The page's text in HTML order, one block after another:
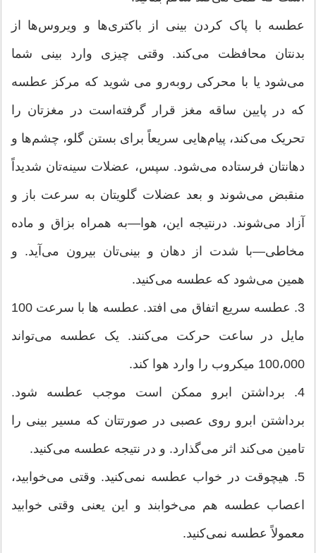
عطسه با پاک کردن بینی از باکتری‌ها و ویروس‌ها از
بدنتان محافظت می‌کند. وقتی چیزی وارد بینی شما
می‌شود یا با محرکی روبه‌رو می شوید که مرکز عطسه
که در پایین ساقه مغز قرار گرفته‌است در مغزتان را
تحریک می‌کند، پیام‌هایی سریعاً برای بستن گلو، چشم‌ها و
دهانتان فرستاده می‌شود. سپس، عضلات سینه‌تان شدیداً
منقبض می‌شوند و بعد عضلات گلویتان به سرعت باز و
آزاد می‌‌شوند. درنتیجه این، هوا—به همراه بزاق و ماده
مخاطی—با شدت از دهان و بینی‌تان بیرون می‌آید. و
همین می‌شود که عطسه می‌کنید.
3. عطسه سریع اتفاق می افتد. عطسه ها با سرعت 100
مایل در ساعت حرکت می‌کنند. یک عطسه می‌تواند
100،000 میکروب را وارد هوا کند.
4. برداشتن ابرو ممکن است موجب عطسه شود.
برداشتن ابرو روی عصبی در صورتتان که مسیر بینی را
تامین می‌کند اثر می‌گذارد. و در نتیجه عطسه می‌کنید.
5. هیچوقت در خواب عطسه نمی‌کنید. وقتی می‌خوابید،
اعصاب عطسه هم می‌خوابند و این یعنی وقتی خوابید
معمولاً عطسه نمی‌کنید.